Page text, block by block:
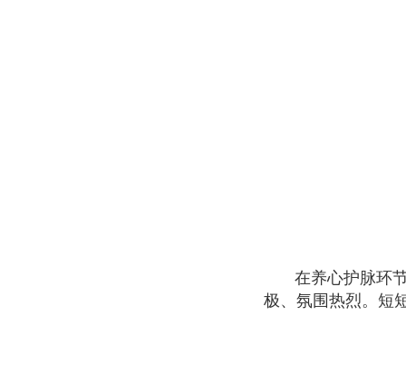
在养心护脉环
极、氛围热烈。短